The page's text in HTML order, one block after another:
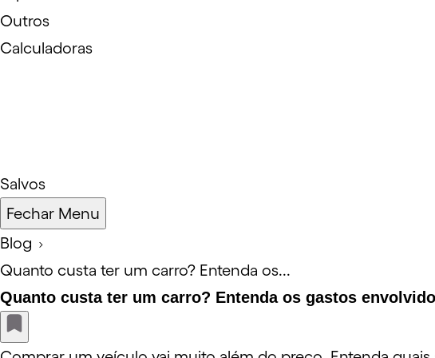
Outros
Calculadoras
Salvos
Fechar Menu
Blog
Quanto custa ter um carro? Entenda os...
Quanto custa ter um carro? Entenda os gastos